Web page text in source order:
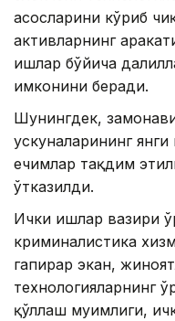
асосларини кўриб
активларнинг
ишлар бўйича
имконини беради.
Шунингдек,
ускуналарининг
ечимлар тақдим
ўтказилди.
Ички ишлар вазири
криминалистика
гапирар экан,
технологияларнинг
қўллаш муҳимлиги,